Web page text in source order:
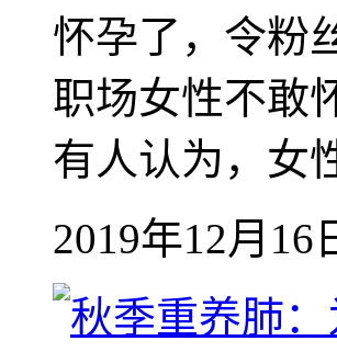
怀孕了，令粉
职场女性不敢
有人认为，女
2019年12月16